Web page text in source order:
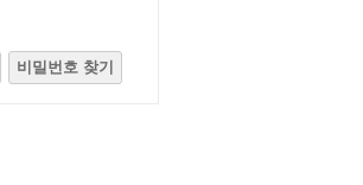
비밀번호 찾기